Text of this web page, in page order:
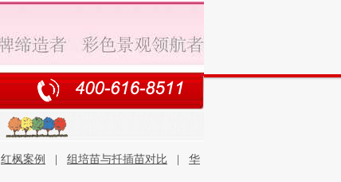
红枫案例 组培苗与扦插苗对比 华